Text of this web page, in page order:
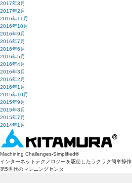
2017年3月
2017年2月
2016年11月
2016年10月
2016年9月
2016年7月
2016年6月
2016年5月
2016年4月
2016年3月
2016年2月
2016年1月
2015年10月
2015年9月
2015年8月
2015年7月
2014年1月
Machining Challenges-Simplified®
インターネットテクノロジーを駆使したラクラク簡単操作
第5世代のマシニングセンタ